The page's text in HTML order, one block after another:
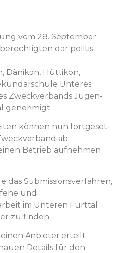
vom 28. Sep­tem­ber
der poli­tis­
Dänikon, Hüt­tikon,
Unteres
Zweck­ver­bands Jugen­
genehmigt.
kön­nen nun fort­ge­set­
ab
Betrieb aufnehmen
das Sub­mis­sionsver­fahren,
und
im Unteren Furt­tal
zu finden.
Anbi­eter erteilt
Details für den